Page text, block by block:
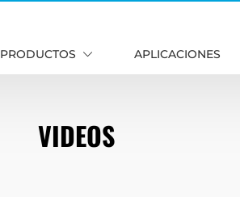
PRODUCTOS APLICACIONES
VIDEOS